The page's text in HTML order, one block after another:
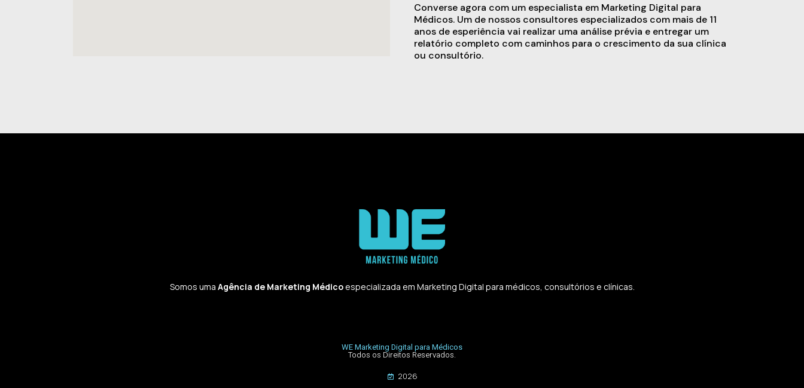
Converse agora com um especialista em Marketing Digital para
Médicos. Um de nossos consultores especializados com mais de 11
anos de esperiência vai realizar uma análise prévia e entregar um
relatório completo com caminhos para o crescimento da sua clínica
ou consultório.
Somos uma Agência de Marketing Médicoespecializada em Marketing Digital para médicos, consultórios e clínicas.
WE Marketing Digital para Médicos
Todos os Direitos Reservados.
2026